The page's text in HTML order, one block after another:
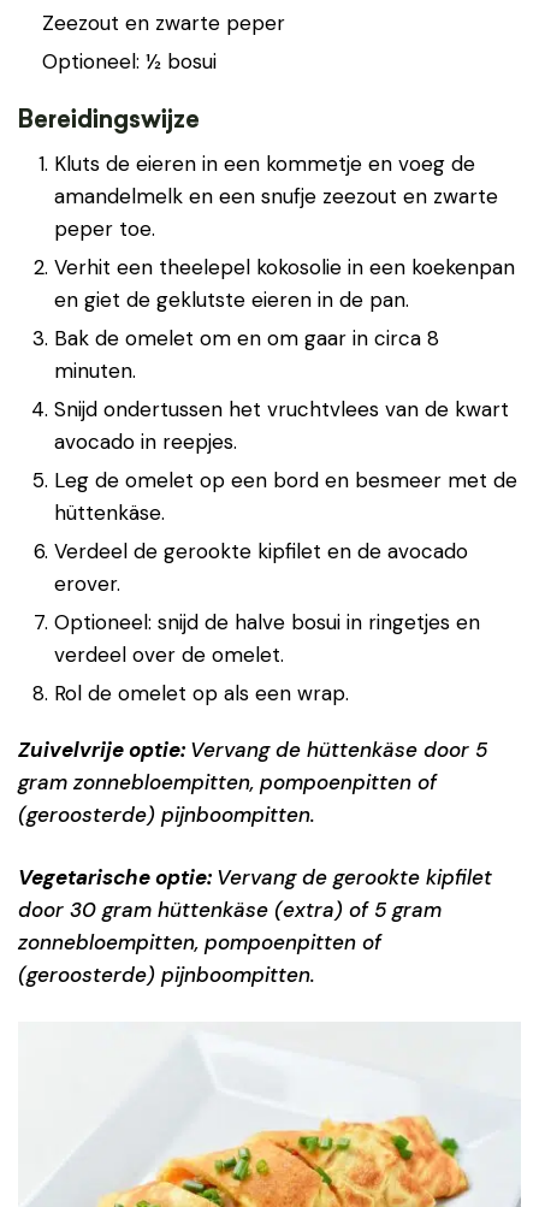
Zeezout en zwarte peper
Optioneel: ½ bosui
Bereidingswijze
Kluts de eieren in een kommetje en voeg de
amandelmelk en een snufje zeezout en zwarte
peper toe.
Verhit een theelepel kokosolie in een koekenpan
en giet de geklutste eieren in de pan.
Bak de omelet om en om gaar in circa 8
minuten.
Snijd ondertussen het vruchtvlees van de kwart
avocado in reepjes.
Leg de omelet op een bord en besmeer met de
hüttenkäse.
Verdeel de gerookte kipfilet en de avocado
erover.
Optioneel: snijd de halve bosui in ringetjes en
verdeel over de omelet.
Rol de omelet op als een wrap.
Zuivelvrije optie: Vervang de hüttenkäse door 5
gram zonnebloempitten, pompoenpitten of
(geroosterde) pijnboompitten.
Vegetarische optie: Vervang de gerookte kipfilet
door 30 gram hüttenkäse (extra) of 5 gram
zonnebloempitten, pompoenpitten of
(geroosterde) pijnboompitten.